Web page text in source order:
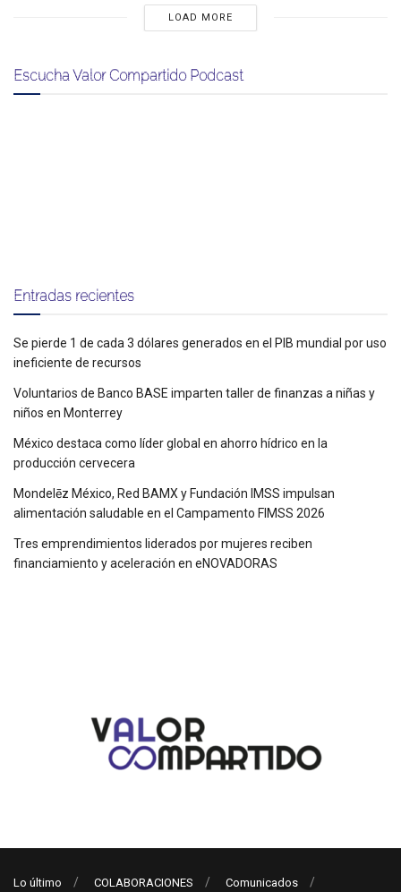
LOAD MORE
Escucha Valor Compartido Podcast
Entradas recientes
Se pierde 1 de cada 3 dólares generados en el PIB mundial por uso
ineficiente de recursos
Voluntarios de Banco BASE imparten taller de finanzas a niñas y
niños en Monterrey
México destaca como líder global en ahorro hídrico en la
producción cervecera
Mondelēz México, Red BAMX y Fundación IMSS impulsan
alimentación saludable en el Campamento FIMSS 2026
Tres emprendimientos liderados por mujeres reciben
financiamiento y aceleración en eNOVADORAS
Lo último COLABORACIONES Comunicados